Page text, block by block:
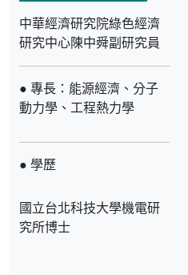
中華經濟研究院綠色經濟
研究中心陳中舜副研究員
● 專長：能源經濟、分子
動力學、工程熱力學
● 學歷
國立台北科技大學機電研
究所博士